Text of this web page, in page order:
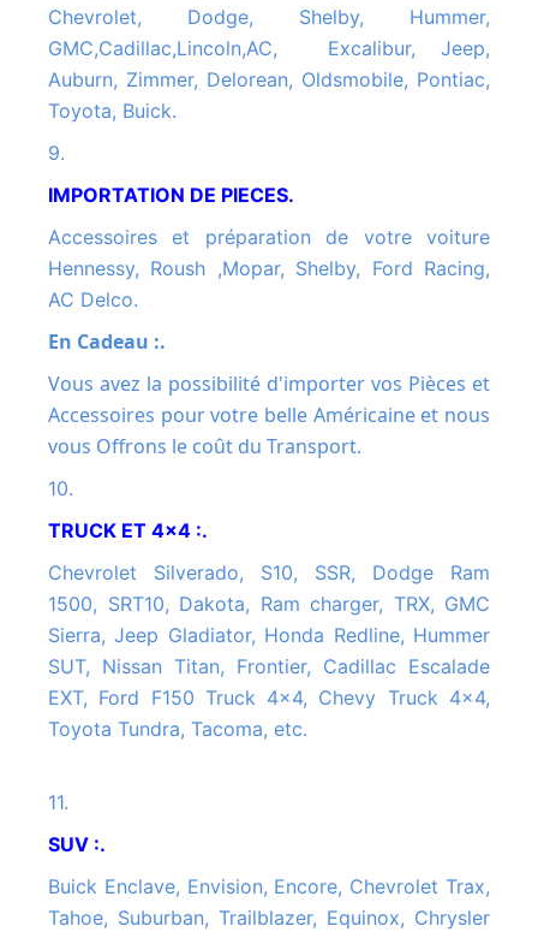
Chevrolet, Dodge, Shelby, Hummer,
GMC,Cadillac,Lincoln,AC, Excalibur, Jeep,
Auburn, Zimmer, Delorean, Oldsmobile, Pontiac,
Toyota, Buick.
9.
IMPORTATION DE PIECES.
Accessoires et préparation de votre voiture
Hennessy, Roush ,Mopar, Shelby, Ford Racing,
AC Delco.
En Cadeau :.
Vous avez la possibilité d'importer vos Pièces et
Accessoires pour votre belle Américaine et nous
vous Offrons le coût du Transport.
10.
TRUCK ET 4x4 :.
Chevrolet Silverado, S10, SSR, Dodge Ram
1500, SRT10, Dakota, Ram charger, TRX, GMC
Sierra, Jeep Gladiator, Honda Redline, Hummer
SUT, Nissan Titan, Frontier, Cadillac Escalade
EXT, Ford F150 Truck 4x4, Chevy Truck 4x4,
Toyota Tundra, Tacoma, etc.
11.
SUV :.
Buick Enclave, Envision, Encore, Chevrolet Trax,
Tahoe, Suburban, Trailblazer, Equinox, Chrysler